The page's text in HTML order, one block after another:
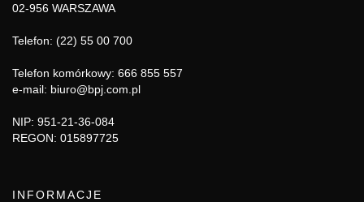
02-956 WARSZAWA
Telefon: (22) 55 00 700
Telefon komórkowy: 666 855 557
e-mail: biuro@bpj.com.pl
NIP: 951-21-36-084
REGON: 015897725
INFORMACJE